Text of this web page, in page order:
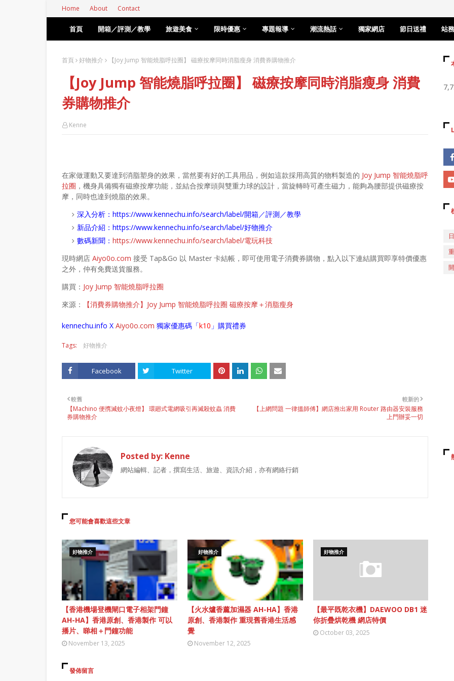
Home About Contact
首頁 開箱／評測／教學 旅遊美食 限時優惠 專題報導 潮流熱話 獨家網店 節日送禮 站
首頁 好物推介 【Joy Jump 智能燒脂呼拉圈】 磁療按摩同時消脂瘦身 消費券購物推介
【Joy Jump 智能燒脂呼拉圈】 磁療按摩同時消脂瘦身 消費
券購物推介
Kenne
在家做運動又要達到消脂塑身的效果，當然要有好的工具用品，例如這款採用高質的物料製造的 Joy Jump 智能燒脂呼
拉圈 ，機身具備獨有磁療按摩功能，並結合按摩頭與雙重力球的設計，當旋轉時可產生磁力，能夠為腰部提供磁療按
摩，同時也達到燒脂的效果。
深入分析： https://www.kennechu.info/search/label/開箱／評測／教學
新品介紹： https://www.kennechu.info/search/label/好物推介
數碼新聞： https://www.kennechu.info/search/label/電玩科技
現時網店 Aiyo0o.com 接受 Tap&Go 以 Master 卡結帳，即可使用電子消費券購物，點入以下連結購買即享特價優惠
之外，仲有免費送貨服務。
購買： Joy Jump 智能燒脂呼拉圈
來源：
【消費券購物推介】Joy Jump 智能燒脂呼拉圈 磁療按摩＋消脂瘦身
kennechu.info X Aiyo0o.com 獨家優惠碼「k10 」購買禮券
Tags: 好物推介
Facebook Twitter
較新的
【上網問題 一律搵師傅】網店推出家用 Router 路由器安裝服務
上門辦妥一切
較舊
【Machino 便㩗滅蚊小夜燈】 環廻式電網吸引再滅殺蚊蟲 消費
券購物推介
Posted by: Kenne
網站編輯、記者，撰寫生活、旅遊、資訊介紹，亦有網絡行銷
您可能會喜歡這些文章
好物推介
【香港機場登機閘口電子相架門鐘
AH-HA】香港原創、香港製作 可以
播片、睇相＋門鐘功能
November 13, 2025
好物推介
【火水爐香薰加濕器 AH-HA】香港
原創、香港製作 重現舊香港生活感
覺
November 12, 2025
好物推介
【最平既乾衣機】DAEWOO DB1 迷
你折疊烘乾機 網店特價
October 03, 2025
發佈留言